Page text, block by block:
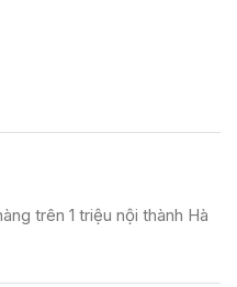
trên 1 triệu nội thành Hà